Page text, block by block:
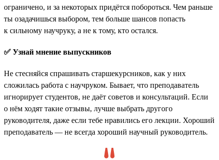
ограничено, и за некоторых придётся побороться. Чем раньше
ты озадачишься выбором, тем больше шансов попасть
к сильному научруку, а не к тому, кто остался.
✅ Узнай мнение выпускников
Не стесняйся спрашивать старшекурсников, как у них
сложилась работа с научруком. Бывает, что преподаватель
игнорирует студентов, не даёт советов и консультаций. Если
о нём ходят такие отзывы, лучше выбрать другого
руководителя, даже если тебе нравились его лекции. Хороший
преподаватель — не всегда хороший научный руководитель.